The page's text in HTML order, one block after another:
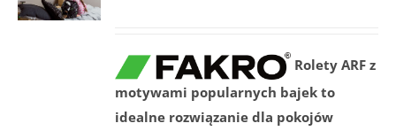
Rolety ARF z
motywami popularnych bajek to
idealne rozwiązanie dla pokojów